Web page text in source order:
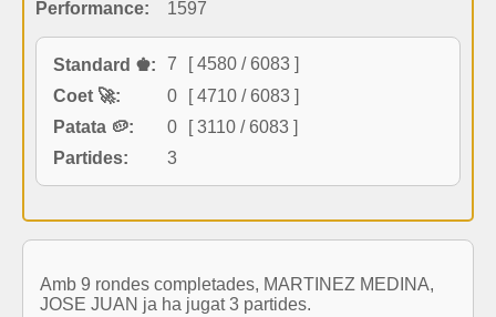
Performance:
1597
Standard ♚: 7
[ 4580 / 6083 ]
Coet 🚀:
0
[ 4710 / 6083 ]
Patata 🥔:
0
[ 3110 / 6083 ]
Partides:
3
Amb 9 rondes completades, MARTINEZ MEDINA,
JOSE JUAN ja ha jugat 3 partides.